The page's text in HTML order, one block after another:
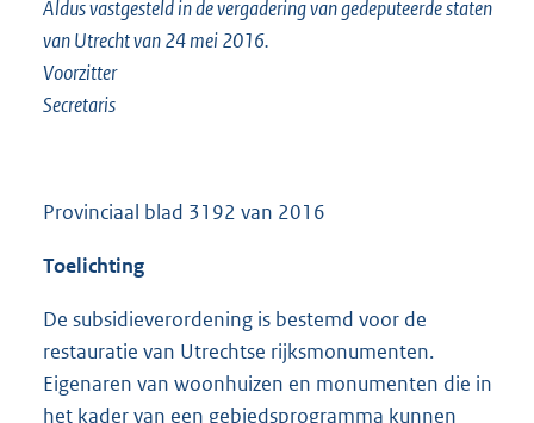
Aldus vastgesteld in de vergadering van gedeputeerde staten
van Utrecht van 24 mei 2016.
Voorzitter
Secretaris
Provinciaal blad 3192 van 2016
Toelichting
De subsidieverordening is bestemd voor de
restauratie van Utrechtse rijksmonumenten.
Eigenaren van woonhuizen en monumenten die in
het kader van een gebiedsprogramma kunnen